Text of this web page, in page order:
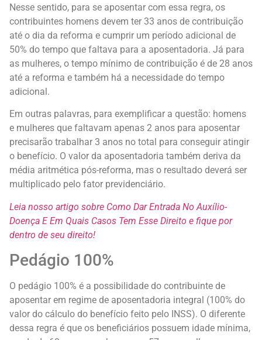
Nesse sentido, para se aposentar com essa regra, os
contribuintes homens devem ter 33 anos de contribuição
até o dia da reforma e cumprir um período adicional de
50% do tempo que faltava para a aposentadoria. Já para
as mulheres, o tempo mínimo de contribuição é de 28 anos
até a reforma e também há a necessidade do tempo
adicional.
Em outras palavras, para exemplificar a questão: homens
e mulheres que faltavam apenas 2 anos para aposentar
precisarão trabalhar 3 anos no total para conseguir atingir
o benefício. O valor da aposentadoria também deriva da
média aritmética pós-reforma, mas o resultado deverá ser
multiplicado pelo fator previdenciário.
Leia nosso artigo sobre Como Dar Entrada No Auxílio-
Doença E Em Quais Casos Tem Esse Direito e fique por
dentro de seu direito!
Pedágio 100%
O pedágio 100% é a possibilidade do contribuinte de
aposentar em regime de aposentadoria integral (100% do
valor do cálculo do benefício feito pelo INSS). O diferente
dessa regra é que os beneficiários possuem idade mínima,